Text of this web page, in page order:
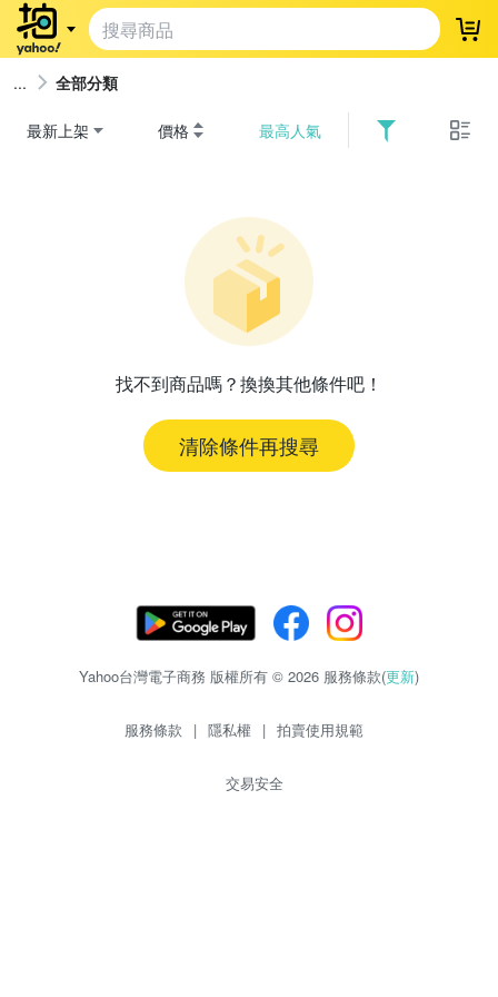
登
全部分類
最新上架 價格 最高人氣
找不到商品嗎？換換其他條件吧！
清除條件再搜尋
Yahoo台灣電子商務 版權所有 © 2026 服務條款(更新)
服務條款 | 隱私權 | 拍賣使用規範
交易安全